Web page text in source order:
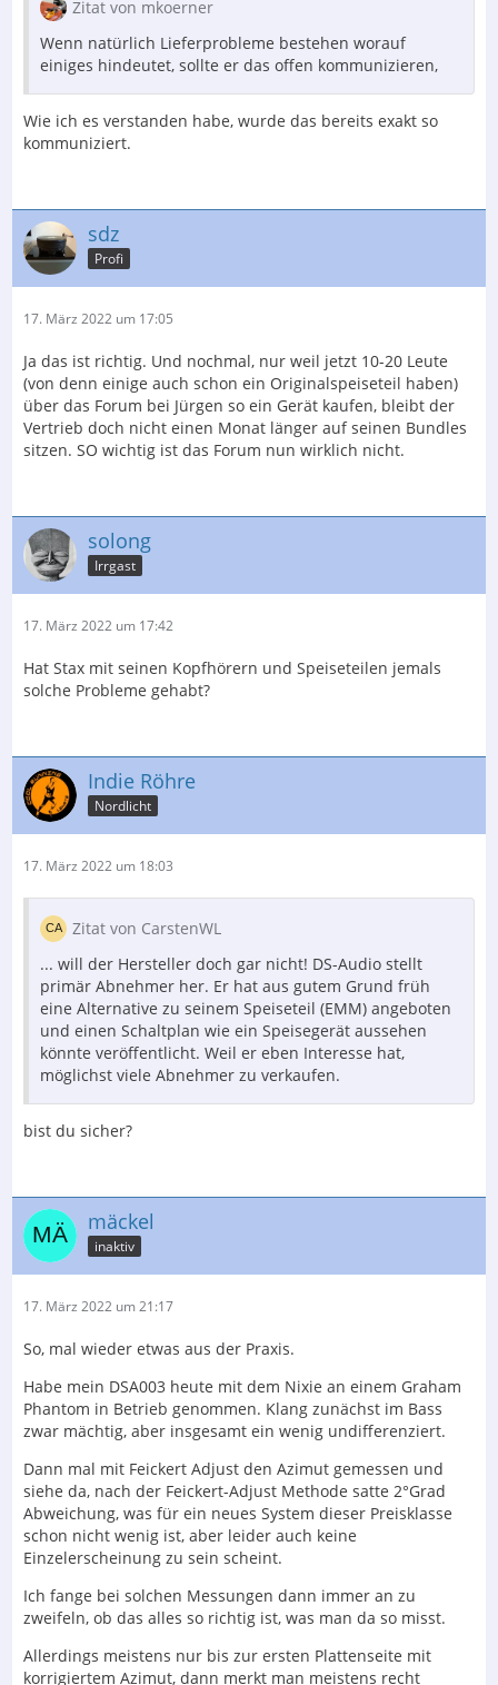
Zitat von mkoerner
Wenn natürlich Lieferprobleme bestehen worauf
einiges hindeutet, sollte er das offen kommunizieren,
Wie ich es verstanden habe, wurde das bereits exakt so
kommuniziert.
sdz
Profi
17. März 2022 um 17:05
Ja das ist richtig. Und nochmal, nur weil jetzt 10-20 Leute
(von denn einige auch schon ein Originalspeiseteil haben)
über das Forum bei Jürgen so ein Gerät kaufen, bleibt der
Vertrieb doch nicht einen Monat länger auf seinen Bundles
sitzen. SO wichtig ist das Forum nun wirklich nicht.
solong
Irrgast
17. März 2022 um 17:42
Hat Stax mit seinen Kopfhörern und Speiseteilen jemals
solche Probleme gehabt?
Indie Röhre
Nordlicht
17. März 2022 um 18:03
Zitat von CarstenWL
... will der Hersteller doch gar nicht! DS-Audio stellt
primär Abnehmer her. Er hat aus gutem Grund früh
eine Alternative zu seinem Speiseteil (EMM) angeboten
und einen Schaltplan wie ein Speisegerät aussehen
könnte veröffentlicht. Weil er eben Interesse hat,
möglichst viele Abnehmer zu verkaufen.
bist du sicher?
mäckel
inaktiv
17. März 2022 um 21:17
So, mal wieder etwas aus der Praxis.
Habe mein DSA003 heute mit dem Nixie an einem Graham
Phantom in Betrieb genommen. Klang zunächst im Bass
zwar mächtig, aber insgesamt ein wenig undifferenziert.
Dann mal mit Feickert Adjust den Azimut gemessen und
siehe da, nach der Feickert-Adjust Methode satte 2°Grad
Abweichung, was für ein neues System dieser Preisklasse
schon nicht wenig ist, aber leider auch keine
Einzelerscheinung zu sein scheint.
Ich fange bei solchen Messungen dann immer an zu
zweifeln, ob das alles so richtig ist, was man da so misst.
Allerdings meistens nur bis zur ersten Plattenseite mit
korrigiertem Azimut, dann merkt man meistens recht